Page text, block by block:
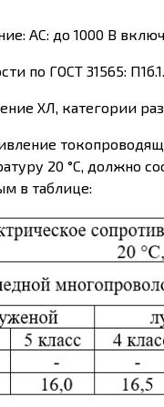
AC: до 1000 В
по ГОСТ 31565:
ХЛ, категории
20 °С, должно
в таблице: